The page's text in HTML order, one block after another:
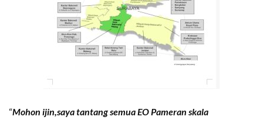
“Mohon ijin,saya tantang semua EO Pameran skala